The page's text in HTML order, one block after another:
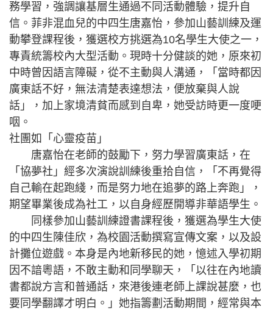
務學習，強調讓基層生通過不同活動體驗，提升自
信。菲非混血兒的中四生唐嘉怡，參加山藝訓練及運
動攀登課程後，獲選校方挑選為10名學生大使之一，
專責統籌校內大型活動。現時十分健談的她，原來初
中時曾因語言障礙，從不主動與人溝通，「當時都因
廣東話不好，無法清楚表達想法，便放棄與人說
話」，加上家境清貧而感到自卑，她受訪時更一度哽
咽。
社團如「心靈疫苗」
唐嘉怡在老師的鼓勵下，努力學習廣東話，在
「協夢社」經多次演說訓練後重拾自信，「不再覺得
自己輸在起跑綫，而是努力地在追夢的路上奔跑」，
期望畢業後成為社工，以自身經歷開導非華語學生。
同樣參加山藝訓練證書課程後，獲選為學生大使
的中四生陳佳欣，為校園活動撰寫宣傳文案，以及設
計攤位遊戲。本身是內地新移民的她，憶述入學初期
因不諳粵語，不敢主動和同學聊天，「以往在內地讀
書都說方言和普通話，來港後連老師上課說甚麼，也
要同學翻譯才明白。」她指籌劃活動期間，經常與本